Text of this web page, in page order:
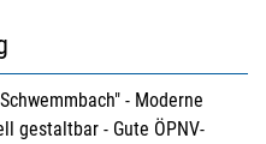
- Moderne
gestaltbar - Gute ÖPNV-